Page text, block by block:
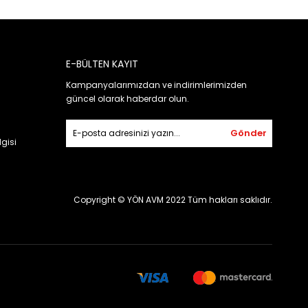
E-BÜLTEN KAYIT
Kampanyalarımızdan ve indirimlerimizden
güncel olarak haberdar olun.
Gönder
Copyright © YÖN AVM 2022 Tüm hakları saklıdır.